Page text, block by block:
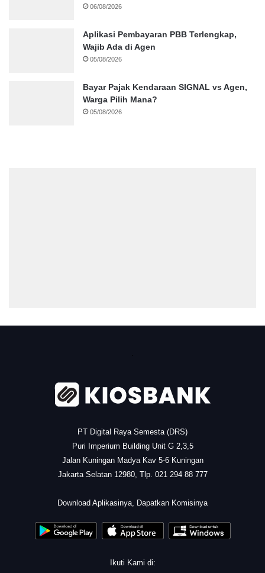
06/08/2026
Aplikasi Pembayaran PBB Terlengkap,
Wajib Ada di Agen
05/08/2026
Bayar Pajak Kendaraan SIGNAL vs Agen,
Warga Pilih Mana?
05/08/2026
PT Digital Raya Semesta (DRS)
Puri Imperium Building Unit G 2,3,5
Jalan Kuningan Madya Kav 5-6 Kuningan
Jakarta Selatan 12980, Tlp. 021 294 88 777
Download Aplikasinya, Dapatkan Komisinya
Ikuti Kami di: